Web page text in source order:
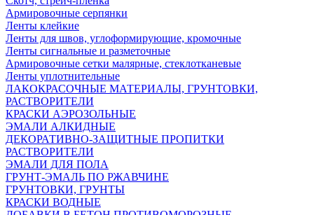
Армировочные серпянки
Ленты клейкие
Ленты для швов, углоформирующие, кромочные
Ленты сигнальные и разметочные
Армировочные сетки малярные, стеклотканевые
Ленты уплотнительные
ЛАКОКРАСОЧНЫЕ МАТЕРИАЛЫ, ГРУНТОВКИ,
РАСТВОРИТЕЛИ
КРАСКИ АЭРОЗОЛЬНЫЕ
ЭМАЛИ АЛКИДНЫЕ
ДЕКОРАТИВНО-ЗАЩИТНЫЕ ПРОПИТКИ
РАСТВОРИТЕЛИ
ЭМАЛИ ДЛЯ ПОЛА
ГРУНТ-ЭМАЛЬ ПО РЖАВЧИНЕ
ГРУНТОВКИ, ГРУНТЫ
КРАСКИ ВОДНЫЕ